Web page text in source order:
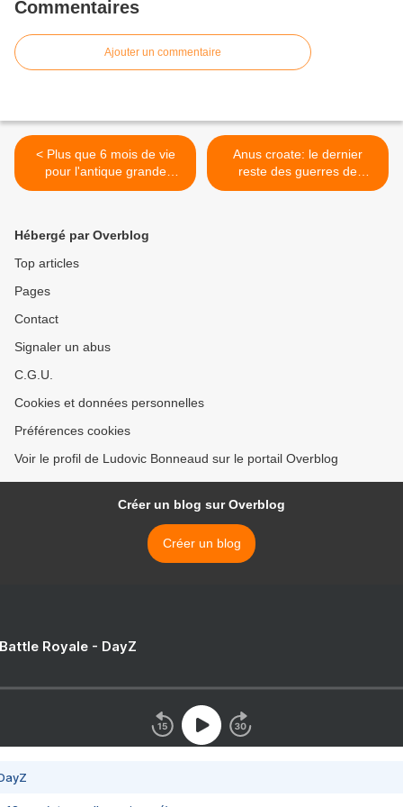
Commentaires
Ajouter un commentaire
< Plus que 6 mois de vie
pour l'antique grande
passerelle de la gare!
Anus croate: le dernier
reste des guerres de
Yougoslavie? >
Hébergé par Overblog
Top articles
Pages
Contact
Signaler un abus
C.G.U.
Cookies et données personnelles
Préférences cookies
Voir le profil de Ludovic Bonneaud sur le portail Overblog
Créer un blog sur Overblog
Créer un blog
Royale - DayZ